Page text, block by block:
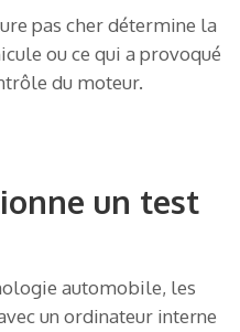
pas cher détermine la
ou ce qui a provoqué
du moteur.
un test
automobile, les
un ordinateur interne